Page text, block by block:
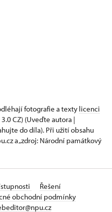
fotografie a texty licenci
3.0 CZ) (Uveďte autora |
do díla). Při užití obsahu
a „zdroj: Národní památkový
Řešení
obchodní podmínky